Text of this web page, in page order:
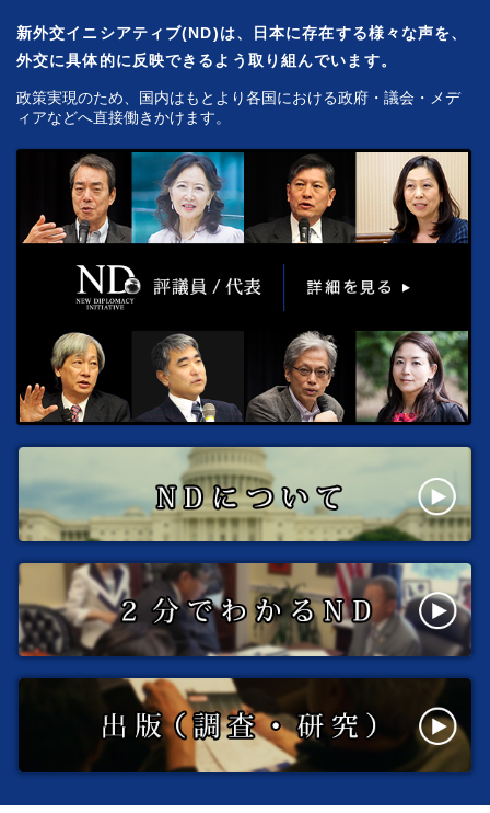
新外交イニシアティブ(ND)は、日本に存在する様々な声を、
外交に具体的に反映できるよう取り組んでいます。
政策実現のため、国内はもとより各国における政府・議会・メデ
ィアなどへ直接働きかけます。